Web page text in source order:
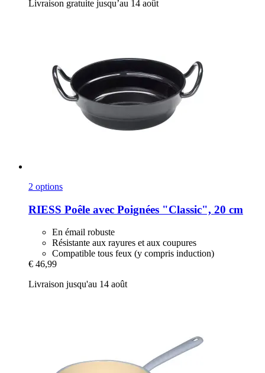
Livraison gratuite jusqu’au 14 août
2 options
RIESS Poêle avec Poignées "Classic", 20 cm
En émail robuste
Résistante aux rayures et aux coupures
Compatible tous feux (y compris induction)
€ 46,99
Livraison jusqu'au 14 août